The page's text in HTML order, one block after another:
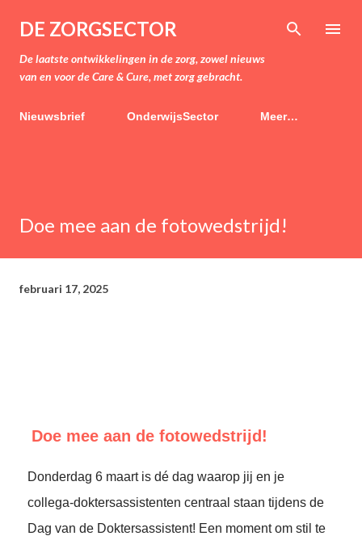
Doorgaan naar hoofdcontent
DE ZORGSECTOR
De laatste ontwikkelingen in de zorg, zowel nieuws
van en voor de Care & Cure, met zorg gebracht.
Nieuwsbrief OnderwijsSector Meer…
Doe mee aan de fotowedstrijd!
februari 17, 2025
Doe mee aan de fotowedstrijd!
Donderdag 6 maart is dé dag waarop jij en je
collega-doktersassistenten centraal staan tijdens de
Dag van de Doktersassistent! Een moment om stil te